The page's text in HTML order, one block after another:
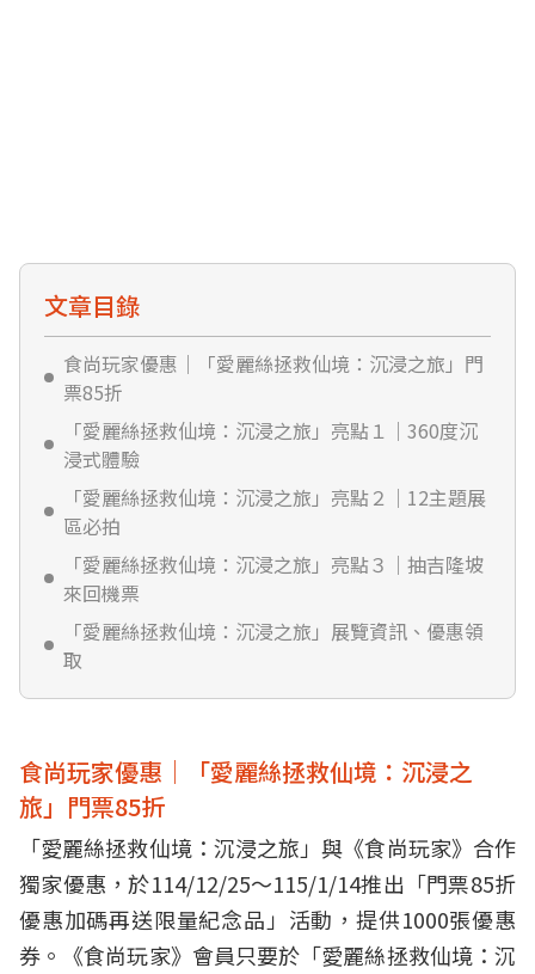
文章目錄
食尚玩家優惠｜「愛麗絲拯救仙境：沉浸之旅」門
票85折
「愛麗絲拯救仙境：沉浸之旅」亮點１｜360度沉
浸式體驗
「愛麗絲拯救仙境：沉浸之旅」亮點２｜12主題展
區必拍
「愛麗絲拯救仙境：沉浸之旅」亮點３｜抽吉隆坡
來回機票
「愛麗絲拯救仙境：沉浸之旅」展覽資訊、優惠領
取
食尚玩家優惠｜「愛麗絲拯救仙境：沉浸之
旅」門票85折
「愛麗絲拯救仙境：沉浸之旅」與《食尚玩家》合作
獨家優惠，於114/12/25～115/1/14推出「門票85折
優惠加碼再送限量紀念品」活動，提供1000張優惠
券。《食尚玩家》會員只要於「愛麗絲拯救仙境：沉